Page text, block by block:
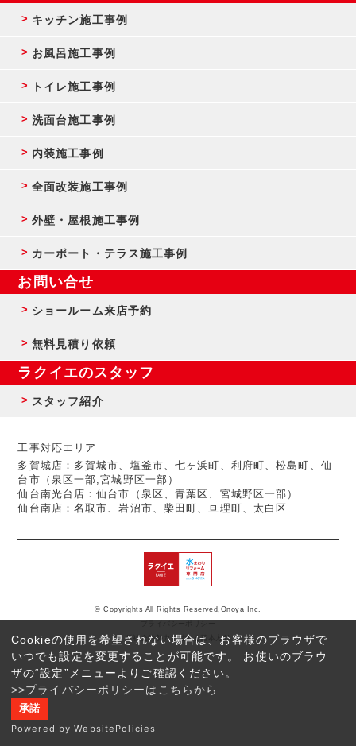
Cookieの使用を希望されない場合は、お客様のブラウザで
いつでも設定を変更することが可能です。 お使いのブラウ
ザの“設定”メニューよりご確認ください。
>>プライバシーポリシーはこちらから
承諾
Powered by WebsitePolicies
反社会的勢力に対する基本方針
© Copyrights All Rights Reserved,Onoya Inc.
キッチン施工事例
お風呂施工事例
トイレ施工事例
洗面台施工事例
内装施工事例
全面改装施工事例
外壁・屋根施工事例
カーポート・テラス施工事例
お問い合せ
ショールーム来店予約
無料見積り依頼
ラクイエのスタッフ
スタッフ紹介
工事対応エリア
多賀城店：多賀城市、塩釜市、七ヶ浜町、利府町、松島町、仙
台市（泉区一部,宮城野区一部）
仙台南光台店：仙台市（泉区、青葉区、宮城野区一部）
仙台南店：名取市、岩沼市、柴田町、亘理町、太白区